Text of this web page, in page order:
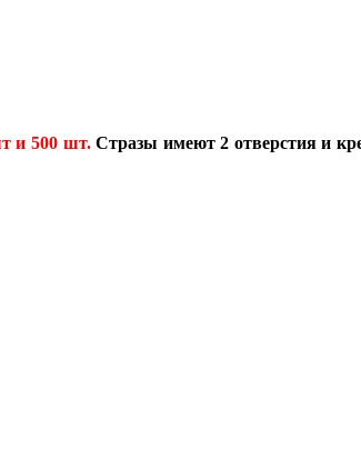
и 500 шт.Стразы имеют 2 отверстия и